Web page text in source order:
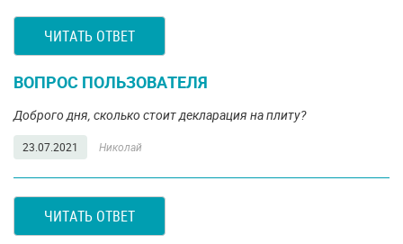
ЧИТАТЬ ОТВЕТ
ВОПРОС ПОЛЬЗОВАТЕЛЯ
Доброго дня, сколько стоит декларация на плиту?
23.07.2021 Николай
ЧИТАТЬ ОТВЕТ